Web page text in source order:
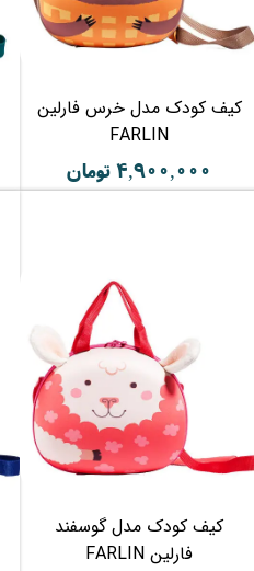
کیف کودک مدل خرس فارلین
FARLIN
۴,۹۰۰,۰۰۰ تومان
کیف کودک مدل گوسفند
فارلین FARLIN